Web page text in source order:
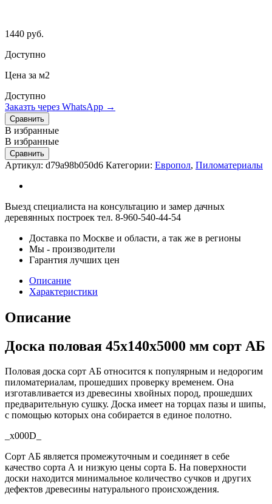
1440 руб.
Доступно
Цена за м2
Доступно
Заказть через WhatsApp →
Сравнить
В избранные
В избранные
Сравнить
Артикул: d79a98b050d6 Категории: Европол, Пиломатериалы
Выезд специалиста на консультацию и замер дачных
деревянных построек тел. 8-960-540-44-54
Доставка по Москве и области, а так же в регионы
Мы - производители
Гарантия лучших цен
Описание
Характеристики
Описание
Доска половая 45х140х5000 мм сорт АБ
Половая доска сорт АБ относится к популярным и недорогим
пиломатериалам, прошедших проверку временем. Она
изготавливается из древесины хвойных пород, прошедших
предварительную сушку. Доска имеет на торцах пазы и шипы,
с помощью которых она собирается в единое полотно.
_x000D_
Сорт АБ является промежуточным и соединяет в себе
качество сорта А и низкую цены сорта Б. На поверхности
доски находится минимальное количество сучков и других
дефектов древесины натурального происхождения.